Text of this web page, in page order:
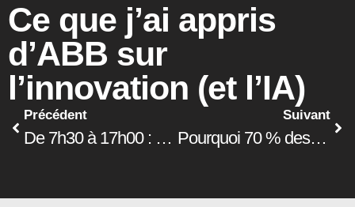
Ce que j’ai appris
d’ABB sur
l’innovation (et l’IA)
Précédent
De 7h30 à 17h00 : comment un gestionnaire utilise l’IA pour transformer sa journée de travail
Suivant
Pourquoi 70 % des transformations numériques échouent, et les 10 stratégies pour ne pas en faire partie